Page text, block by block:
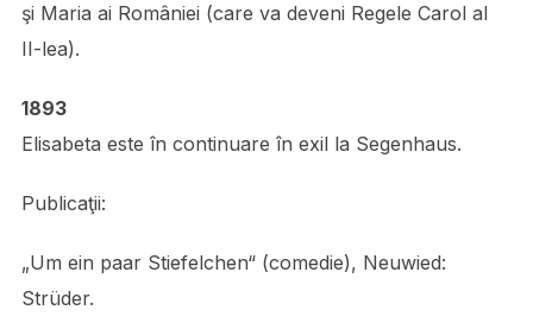
şi Maria ai României (care va deveni Regele Carol al
II-lea).
1893
Elisabeta este în continuare în exil la Segenhaus.
Publicaţii:
„Um ein paar Stiefelchen“ (comedie), Neuwied:
Strüder.